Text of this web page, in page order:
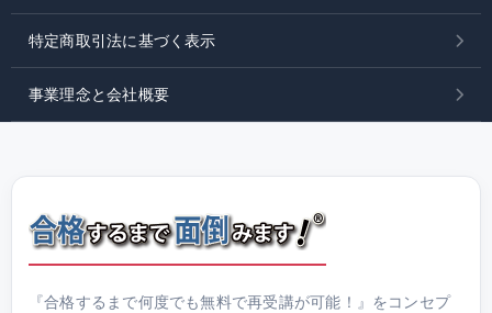
特定商取引法に基づく表示
事業理念と会社概要
『合格するまで何度でも無料で再受講が可能！』をコンセプ